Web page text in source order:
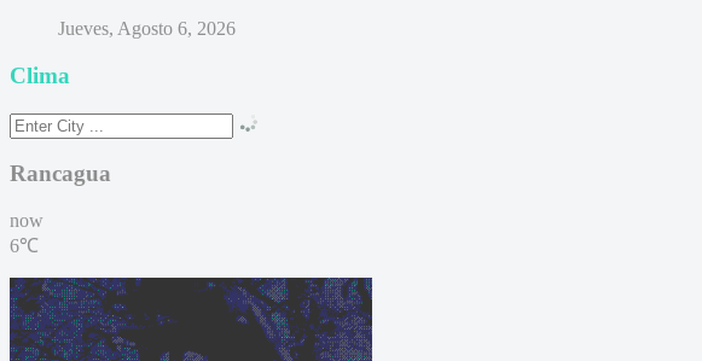
Jueves, Agosto 6, 2026
Clima
Rancagua
now
6℃